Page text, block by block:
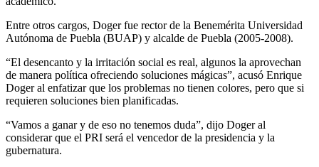
Entre otros cargos, Doger fue rector de la Benemérita Universidad
Autónoma de Puebla (BUAP) y alcalde de Puebla (2005-2008).
“El desencanto y la irritación social es real, algunos la aprovechan
de manera política ofreciendo soluciones mágicas”, acusó Enrique
Doger al enfatizar que los problemas no tienen colores, pero que si
requieren soluciones bien planificadas.
“Vamos a ganar y de eso no tenemos duda”, dijo Doger al
considerar que el PRI será el vencedor de la presidencia y la
gubernatura.